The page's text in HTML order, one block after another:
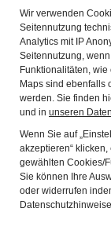
Wir verwenden
Seitennutzung
Analytics mit IP
Seitennutzung,
Funktionalitäten,
Maps sind ebenfalls
werden. Sie finden
und in unseren
Wenn Sie auf
akzeptieren“
gewählten Cookies/
Sie können Ihre
oder widerrufen
Dienstags von
den Ferien)
Nach
Zu
Diese Seite teilen